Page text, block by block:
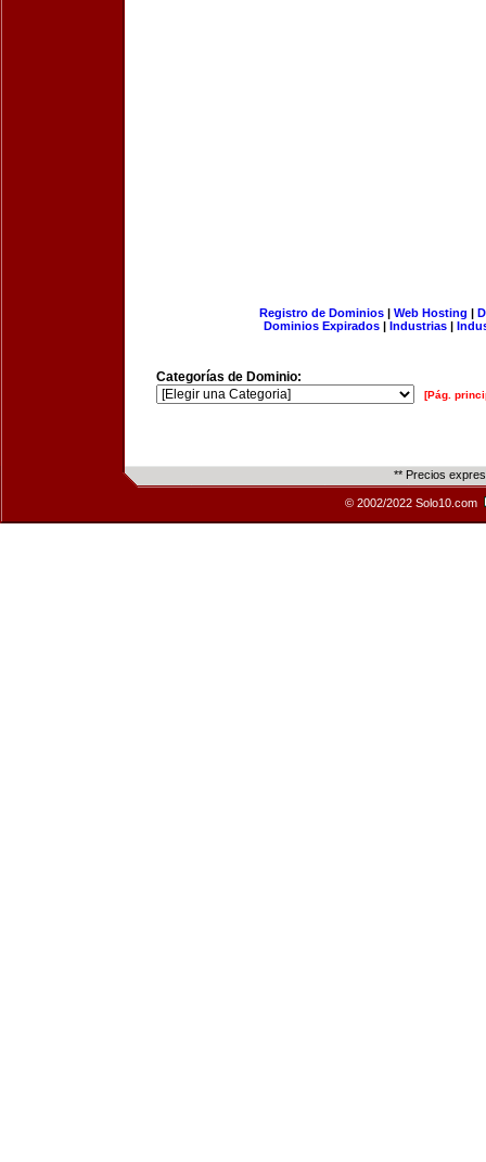
Registro de Dominios| Web Hosting |
Dominios Expirados | Industrias |
Categorías de Dominio:
[Pág.
** Precios
© 2002/2022 Solo10.com